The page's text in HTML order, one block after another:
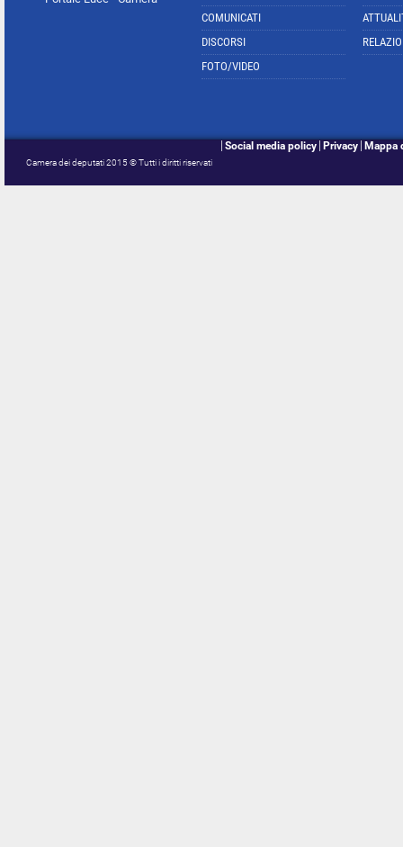
COMUNICATI
DISCORSI
FOTO/VIDEO
Camera dei deputati 2015 © Tutti i diritti riservati
Social media policy Privacy Mappa